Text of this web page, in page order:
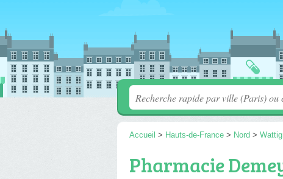
Accueil > Hauts-de-France > Nord >
Pharmacie